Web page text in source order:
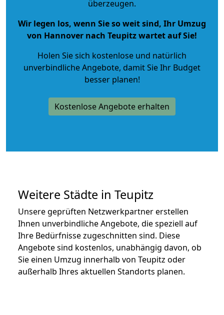
überzeugen.
Wir legen los, wenn Sie so weit sind, Ihr Umzug
von Hannover nach Teupitz wartet auf Sie!
Holen Sie sich kostenlose und natürlich
unverbindliche Angebote, damit Sie Ihr Budget
besser planen!
Kostenlose Angebote erhalten
Weitere Städte in Teupitz
Unsere geprüften Netzwerkpartner erstellen
Ihnen unverbindliche Angebote, die speziell auf
Ihre Bedürfnisse zugeschnitten sind. Diese
Angebote sind kostenlos, unabhängig davon, ob
Sie einen Umzug innerhalb von Teupitz oder
außerhalb Ihres aktuellen Standorts planen.